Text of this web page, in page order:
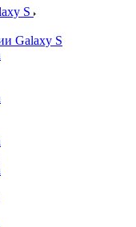
S
Galaxy S